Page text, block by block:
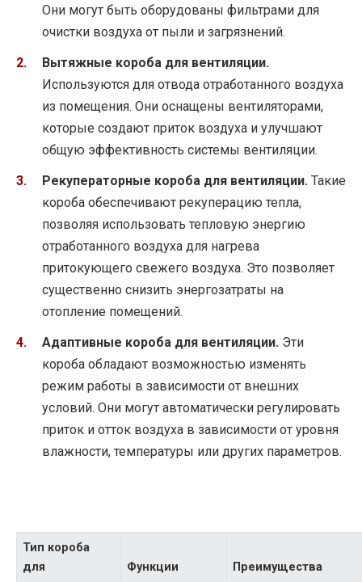
Они могут быть оборудованы фильтрами для
очистки воздуха от пыли и загрязнений.
Вытяжные короба для вентиляции.
Используются для отвода отработанного воздуха
из помещения. Они оснащены вентиляторами,
которые создают приток воздуха и улучшают
общую эффективность системы вентиляции.
Рекуператорные короба для вентиляции. Такие
короба обеспечивают рекуперацию тепла,
позволяя использовать тепловую энергию
отработанного воздуха для нагрева
притокующего свежего воздуха. Это позволяет
существенно снизить энергозатраты на
отопление помещений.
Адаптивные короба для вентиляции. Эти
короба обладают возможностью изменять
режим работы в зависимости от внешних
условий. Они могут автоматически регулировать
приток и отток воздуха в зависимости от уровня
влажности, температуры или других параметров.
Тип короба
для
Функции Преимущества